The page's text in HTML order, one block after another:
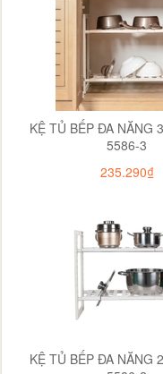
KỆ TỦ BẾP ĐA NĂNG
5586-3
235.290₫
KỆ TỦ BẾP ĐA NĂNG